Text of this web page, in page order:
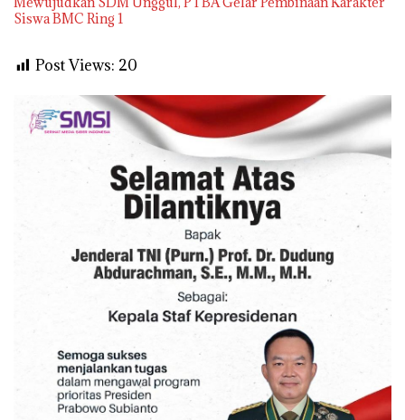
Siswa BMC Ring 1
Post Views: 20